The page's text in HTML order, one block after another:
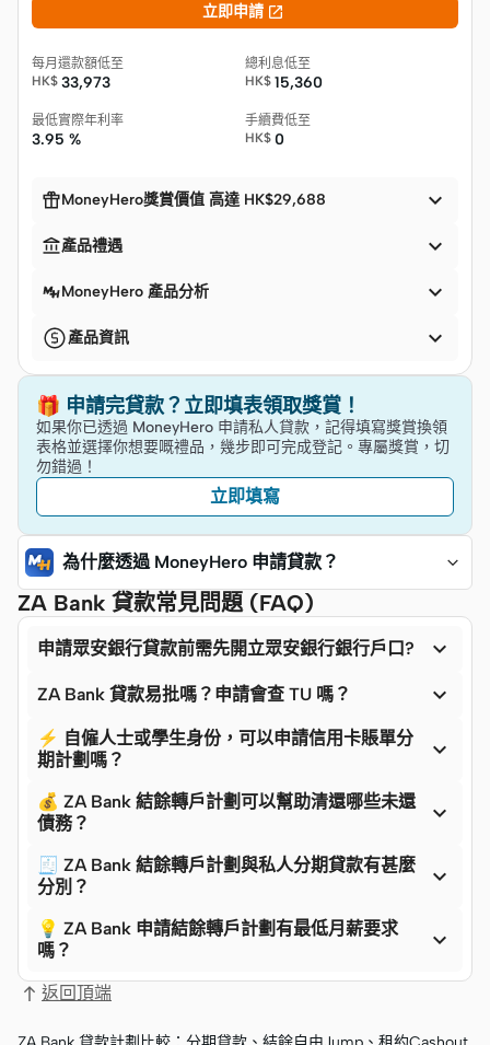
立即申請 
每月還款額低至
HK$ 33,973
總利息低至
HK$ 15,360
最低實際年利率
3.95 %
手續費低至
HK$ 0
MoneyHero獎賞價值 高達 HK$29,688 
產品禮遇 
MoneyHero 產品分析 
產品資訊 
🎁 申請完貸款？立即填表領取獎賞！
如果你已透過 MoneyHero 申請私人貸款，記得填寫獎賞換領
表格並選擇你想要嘅禮品，幾步即可完成登記。專屬獎賞，切
勿錯過！
立即填寫
為什麼透過 MoneyHero 申請貸款？
ZA Bank 貸款常見問題 (FAQ)
申請眾安銀行貸款前需先開立眾安銀行銀行戶口? 
ZA Bank 貸款易批嗎？申請會查 TU 嗎？ 
⚡ 自僱人士或學生身份，可以申請信用卡賬單分
期計劃嗎？

💰 ZA Bank 結餘轉戶計劃可以幫助清還哪些未還
債務？

🧾 ZA Bank 結餘轉戶計劃與私人分期貸款有甚麼
分別？

💡 ZA Bank 申請結餘轉戶計劃有最低月薪要求
嗎？

返回頂端